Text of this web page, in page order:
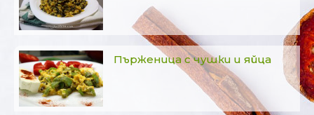
Пърженица с чушки и яйца